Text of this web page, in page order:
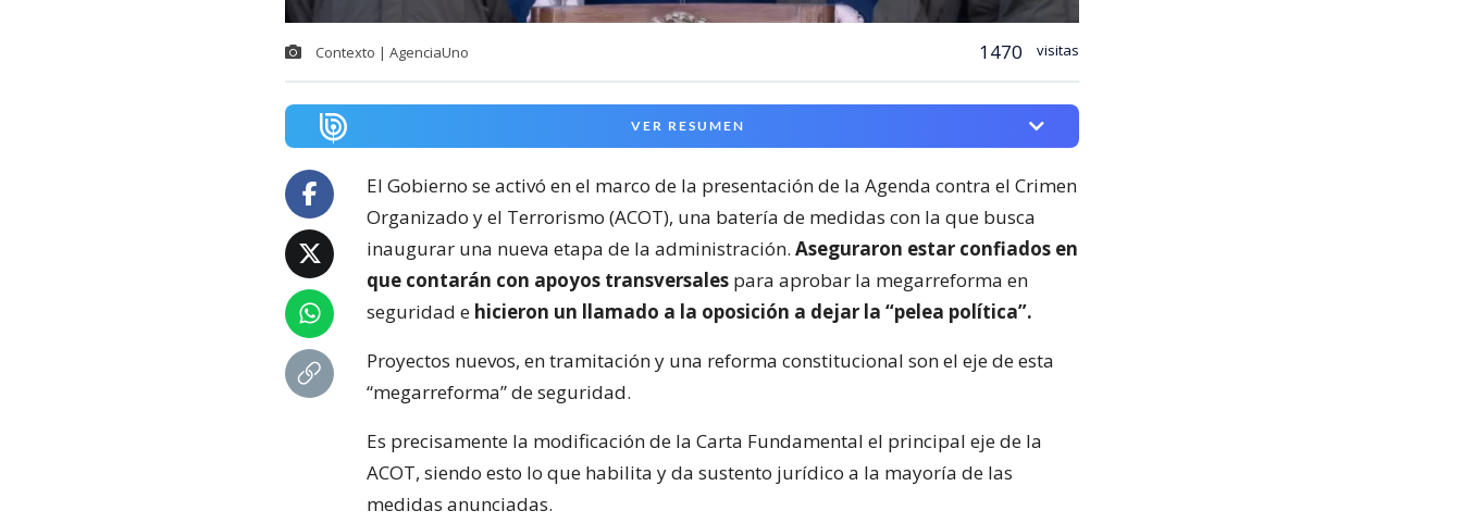
Contexto | AgenciaUno 1470 visitas
VER RESUMEN
El Gobierno se activó en el marco de la presentación de la Agenda contra el Crimen
Organizado y el Terrorismo (ACOT), una batería de medidas con la que busca
inaugurar una nueva etapa de la administración. Aseguraron estar confiados en
que contarán con apoyos transversales para aprobar la megarreforma en
seguridad e hicieron un llamado a la oposición a dejar la “pelea política”.
Proyectos nuevos, en tramitación y una reforma constitucional son el eje de esta
“megarreforma” de seguridad.
Es precisamente la modificación de la Carta Fundamental el principal eje de la
ACOT, siendo esto lo que habilita y da sustento jurídico a la mayoría de las
medidas anunciadas.